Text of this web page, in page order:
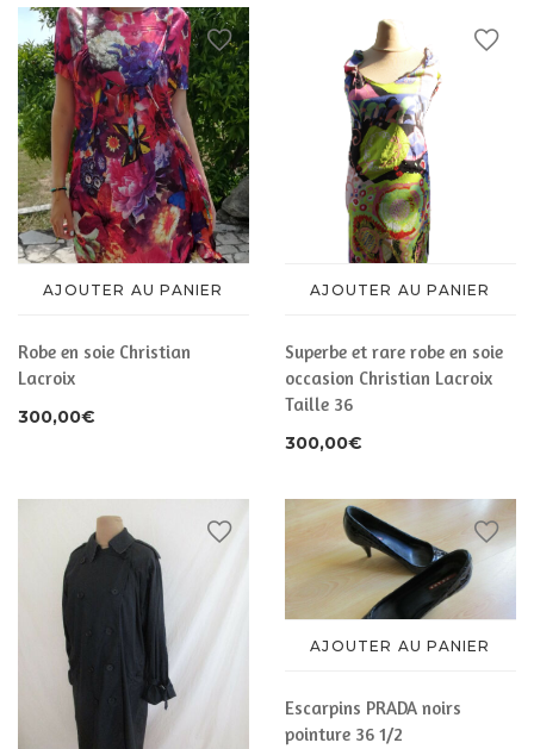
AJOUTER AU PANIER
Robe en soie Christian
Lacroix
300,00€
AJOUTER AU PANIER
Superbe et rare robe en soie
occasion Christian Lacroix
Taille 36
300,00€
AJOUTER AU PANIER
Escarpins PRADA noirs
pointure 36 1/2